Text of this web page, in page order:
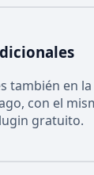
también en
con el
gratuito.